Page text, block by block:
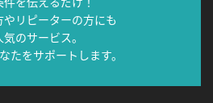
リピーターの方にも
のサービス。
たをサポートします。